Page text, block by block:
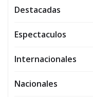
Destacadas
Espectaculos
Internacionales
Nacionales